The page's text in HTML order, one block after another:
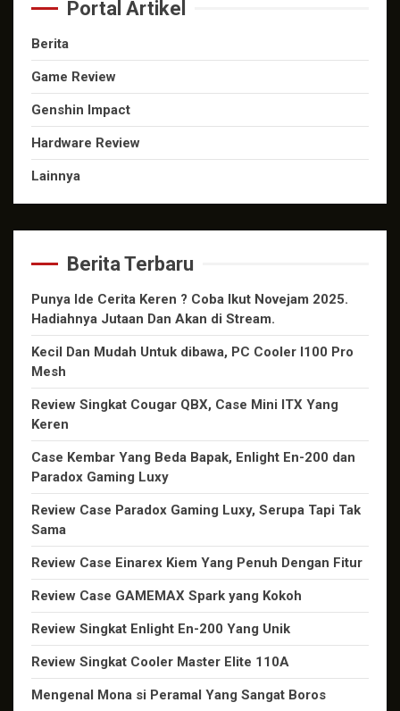
Portal Artikel
Berita
Game Review
Genshin Impact
Hardware Review
Lainnya
Berita Terbaru
Punya Ide Cerita Keren ? Coba Ikut Novejam 2025.
Hadiahnya Jutaan Dan Akan di Stream.
Kecil Dan Mudah Untuk dibawa, PC Cooler I100 Pro
Mesh
Review Singkat Cougar QBX, Case Mini ITX Yang
Keren
Case Kembar Yang Beda Bapak, Enlight En-200 dan
Paradox Gaming Luxy
Review Case Paradox Gaming Luxy, Serupa Tapi Tak
Sama
Review Case Einarex Kiem Yang Penuh Dengan Fitur
Review Case GAMEMAX Spark yang Kokoh
Review Singkat Enlight En-200 Yang Unik
Review Singkat Cooler Master Elite 110A
Mengenal Mona si Peramal Yang Sangat Boros